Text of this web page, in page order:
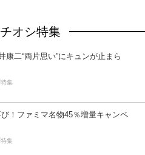
オシ特集
康二“両片思い”にキュンが止まら
集
！ファミマ名物45％増量キャンペ
集